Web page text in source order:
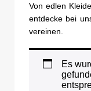
Von edlen
entdecke bei
vereinen.
Es